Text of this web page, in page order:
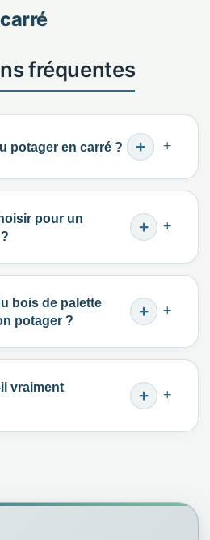
potager en carré ? +
pour un
+
bois de palette
potager ?
+
vraiment
+